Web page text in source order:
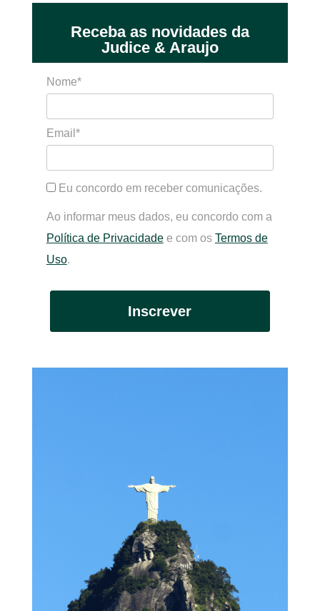
Receba as novidades da
Judice & Araujo
Nome*
Email*
Eu concordo em receber comunicações.
Ao informar meus dados, eu concordo com a
Política de Privacidadee com os Termos de
Uso.
Inscrever